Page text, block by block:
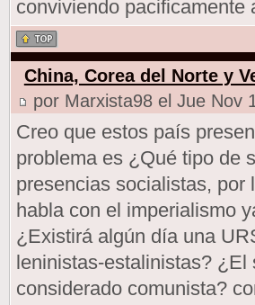
conviviendo pacificamente
China, Corea del Norte y
por Marxista98 el Jue Nov
Creo que estos país
problema es ¿Qué tipo de
presencias socialistas,
habla con el imperialismo
¿Existirá algún día una
leninistas-estalinistas?
considerado comunista?